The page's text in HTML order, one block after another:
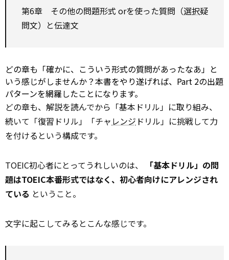
第6章 その他の問題形式 orを使った質問（選択疑
問文）と伝達文
どの章も「確かに、こういう形式の質問があったなあ」と
いう感じがしませんか？本書をやり遂げれば、Part 2の出題
パターンを網羅したことになります。
どの章も、解説を読んでから「基本ドリル」に取り組み、
続いて「復習ドリル」「チャ レンジ ドリル」に挑戦して力
を付けるという構成です。
TOEIC初心者にとってうれしいのは、
「基本ドリル」の問
題はTOEIC本番形式ではなく、初心者向けにアレンジされ
ている ということ。
文字に起こしてみるとこんな感じです。